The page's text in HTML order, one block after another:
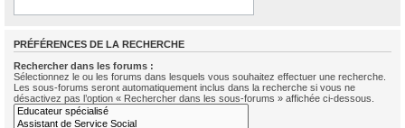
PRÉFÉRENCES DE LA RECHERCHE
Rechercher dans les forums :
Sélectionnez le ou les forums dans lesquels vous souhaitez effectuer une recherche.
Les sous-forums seront automatiquement inclus dans la recherche si vous ne
désactivez pas l’option « Rechercher dans les sous-forums » affichée ci-dessous.